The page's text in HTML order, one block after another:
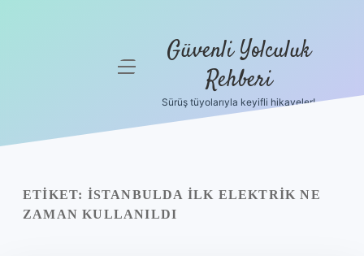
Yasal Uyarı
menüyü Güvenli Yolculuk
Rehberi
Sürüş tüyolarıyla keyifli hikayeler!
ETIKET: İSTANBULDA ILK ELEKTRIK NE
ZAMAN KULLANILDI